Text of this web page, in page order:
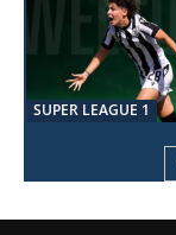
SUPER LEAGUE 1